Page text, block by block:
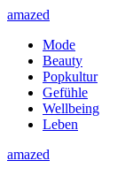
amazed
Mode
Beauty
Popkultur
Gefühle
Wellbeing
Leben
amazed